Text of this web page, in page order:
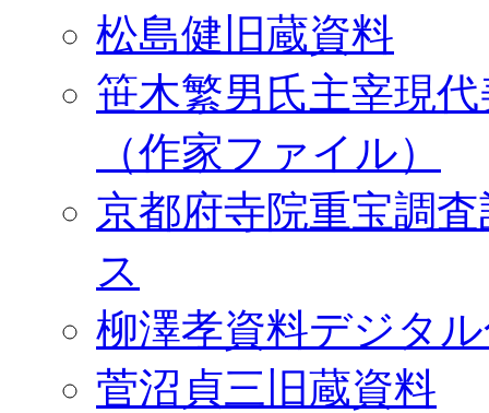
松島健旧蔵資料
笹木繁男氏主宰現
（作家ファイル）
京都府寺院重宝調
ス
柳澤孝資料デジタ
菅沼貞三旧蔵資料